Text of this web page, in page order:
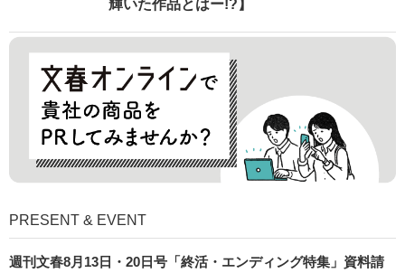
輝いた作品とはー!?】
PRESENT & EVENT
週刊文春8月13日・20日号「終活・エンディング特集」資料請